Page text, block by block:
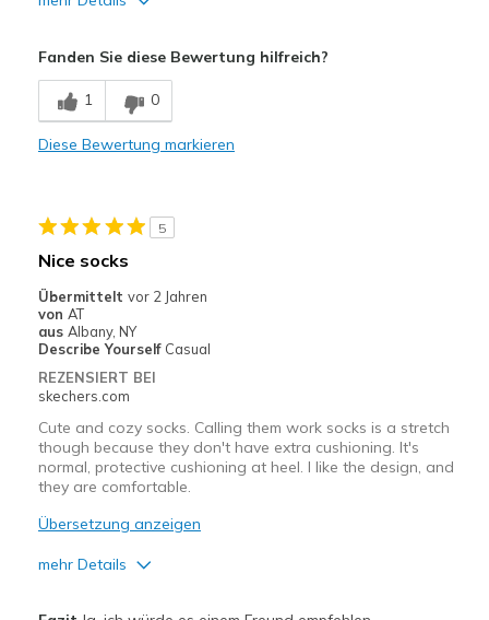
Durable
Fits perfectly
Casual Wear
Travel
Sizing
Fanden Sie diese Bewertung hilfreich?
1 0
Diese Bewertung markieren
5
Nice socks
Übermittelt vor 2 Jahren
von AT
aus Albany, NY
Describe Yourself Casual
REZENSIERT BEI
skechers.com
Cute and cozy socks. Calling them work socks is a stretch
though because they don't have extra cushioning. It's
normal, protective cushioning at heel. I like the design, and
they are comfortable.
Übersetzung anzeigen
mehr Details